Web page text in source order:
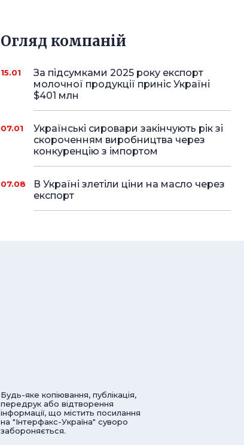
Огляд компаній
15.01
За підсумками 2025 року експорт
молочної продукції приніс Україні
$401 млн
07.01
Українські сировари закінчують рік зі
скороченням виробництва через
конкуренцію з імпортом
07.08
В Україні злетіли ціни на масло через
експорт
Будь-яке копіювання, публікація,
передрук або відтворення
інформації, що містить посилання
на "Інтерфакс-Україна" суворо
забороняється.